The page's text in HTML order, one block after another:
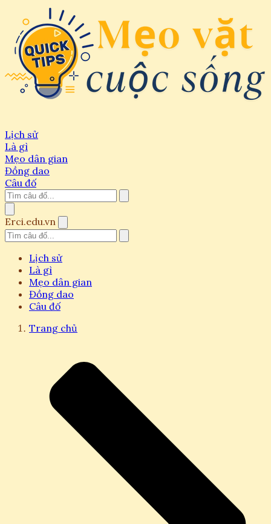
Lịch sử
Là gì
Mẹo dân gian
Đồng dao
Câu đố
Erci.edu.vn
Lịch sử
Là gì
Mẹo dân gian
Đồng dao
Câu đố
Trang chủ